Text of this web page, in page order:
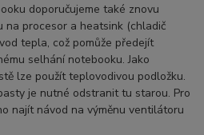
doporučujeme také znovu
procesor a heatsink (chladič
tepla, což pomůže předejít
selhání notebooku. Jako
lze použít teplovodivou podložku.
je nutné odstranit tu starou. Pro
najít návod na výměnu ventilátoru